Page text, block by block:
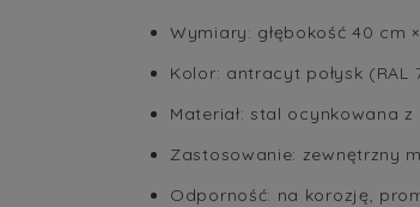
Wymiary: głębokość 40 cm
Kolor: antracyt połysk (RAL
Materiał: stal ocynkowana
Zastosowanie: zewnętrzny
Odporność: na korozję,